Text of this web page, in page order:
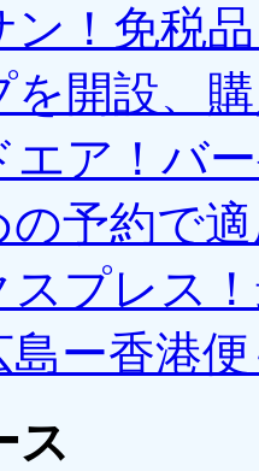
ン！免税
を開設、
エア！バ
の予約で
スプレス
島ー香港
ス